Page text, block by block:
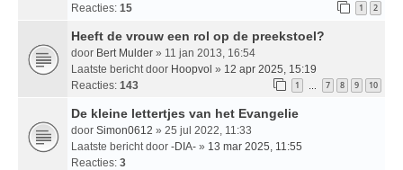
Reacties: 15 1 2
Heeft de vrouw een rol op de preekstoel?
door Bert Mulder » 11 jan 2013, 16:54
Laatste bericht door Hoopvol » 12 apr 2025, 15:19
Reacties: 143 1 … 7 8 9 10
De kleine lettertjes van het Evangelie
door Simon0612 » 25 jul 2022, 11:33
Laatste bericht door -DIA- » 13 mar 2025, 11:55
Reacties: 3